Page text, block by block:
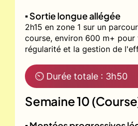
▪️ Sortie longue allégée
2h15 en zone 1 sur un
course, environ 600 m+ pour
régularité et la gestion de
⏲ Durée totale : 3h50
Semaine 10